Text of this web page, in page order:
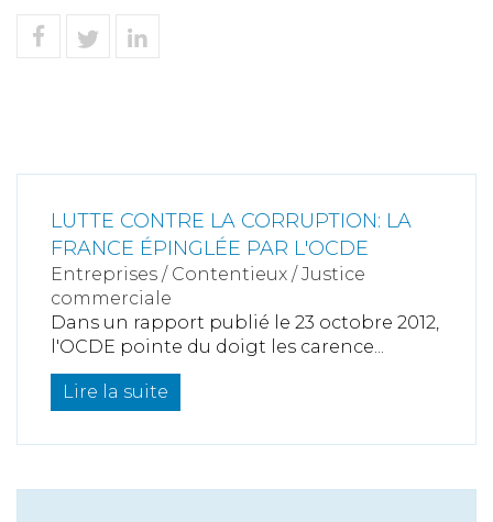
LUTTE CONTRE LA CORRUPTION: LA
FRANCE ÉPINGLÉE PAR L'OCDE
Entreprises / Contentieux /Justice
commerciale
Dans un rapport publié le 23 octobre 2012,
l'OCDE pointe du doigt les carence...
Lire la suite